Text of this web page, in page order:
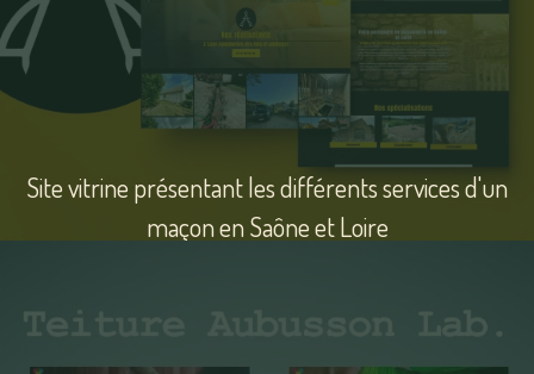
Site vitrine présentant les différents services d'un
maçon en Saône et Loire
Teinture Aubusson Lab.